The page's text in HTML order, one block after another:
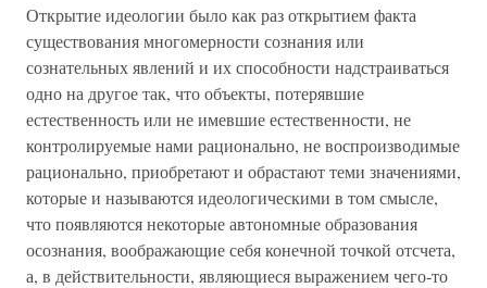
Открытие идеологии было как раз открытием факта
существования многомерности сознания или
сознательных явлений и их способности надстраиваться
одно на другое так, что объекты, потерявшие
естественность или не имевшие естественности, не
контролируемые нами рационально, не воспроизводимые
рационально, приобретают и обрастают теми значениями,
которые и называются идеологическими в том смысле,
что появляются некоторые автономные образования
осознания, воображающие себя конечной точкой отсчета,
а, в действительности, являющиеся выражением чего-то